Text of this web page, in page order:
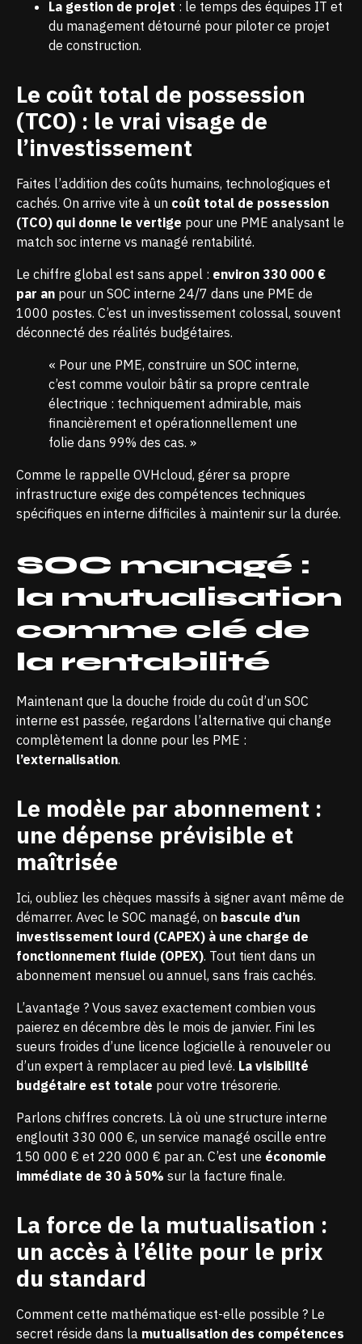
La gestion de projet : le temps des équipes IT et
du management détourné pour piloter ce projet
de construction.
Le coût total de possession
(TCO) : le vrai visage de
l’investissement
Faites l’addition des coûts humains, technologiques et
cachés. On arrive vite à un coût total de possession
(TCO) qui donne le vertige pour une PME analysant le
match soc interne vs managé rentabilité.
Le chiffre global est sans appel : environ 330 000 €
par an pour un SOC interne 24/7 dans une PME de
1000 postes. C’est un investissement colossal, souvent
déconnecté des réalités budgétaires.
« Pour une PME, construire un SOC interne,
c’est comme vouloir bâtir sa propre centrale
électrique : techniquement admirable, mais
financièrement et opérationnellement une
folie dans 99% des cas. »
Comme le rappelle OVHcloud, gérer sa propre
infrastructure exige des compétences techniques
spécifiques en interne difficiles à maintenir sur la durée.
SOC managé :
la mutualisation
comme clé de
la rentabilité
Maintenant que la douche froide du coût d’un SOC
interne est passée, regardons l’alternative qui change
complètement la donne pour les PME :
l’externalisation.
Le modèle par abonnement :
une dépense prévisible et
maîtrisée
Ici, oubliez les chèques massifs à signer avant même de
démarrer. Avec le SOC managé, on bascule d’un
investissement lourd (CAPEX) à une charge de
fonctionnement fluide (OPEX). Tout tient dans un
abonnement mensuel ou annuel, sans frais cachés.
L’avantage ? Vous savez exactement combien vous
paierez en décembre dès le mois de janvier. Fini les
sueurs froides d’une licence logicielle à renouveler ou
d’un expert à remplacer au pied levé. La visibilité
budgétaire est totale pour votre trésorerie.
Parlons chiffres concrets. Là où une structure interne
engloutit 330 000 €, un service managé oscille entre
150 000 € et 220 000 € par an. C’est une économie
immédiate de 30 à 50% sur la facture finale.
La force de la mutualisation :
un accès à l’élite pour le prix
du standard
Comment cette mathématique est-elle possible ? Le
secret réside dans la mutualisation des compétences